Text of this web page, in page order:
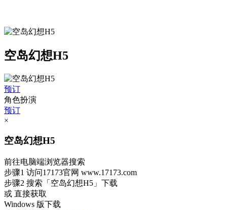
空岛幻想H5
预订
角色扮演
预订
×
空岛幻想H5
前往电脑端浏览器搜索
步骤1 访问17173官网 www.17173.com
步骤2 搜索 「空岛幻想H5」 下载
或 直接获取
Windows 版下载